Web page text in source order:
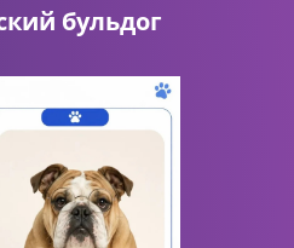
бульдог